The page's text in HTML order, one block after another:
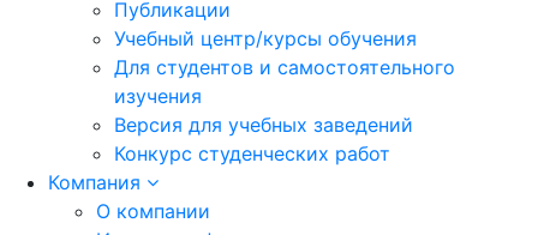
Публикации
Учебный центр/курсы обучения
Для студентов и самостоятельного
изучения
Версия для учебных заведений
Конкурс студенческих работ
Компания
О компании